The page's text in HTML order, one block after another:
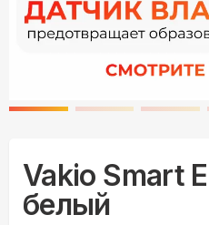
Vakio Smart
белый